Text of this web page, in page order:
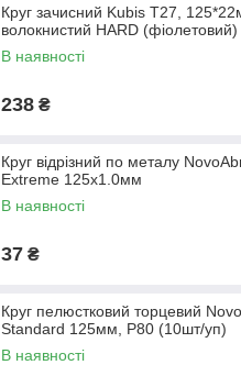
Круг зачисний Kubis Т27,
волокнистий HARD (фіолетовий)
В наявності
238 ₴
Круг відрізний по металу
Extreme 125х1.0мм
В наявності
37 ₴
Круг пелюстковий торцевий
Standard 125мм, P80 (10шт/уп)
В наявності